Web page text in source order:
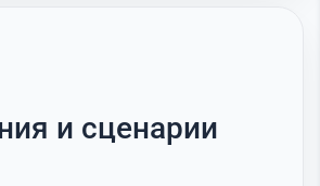
и сценарии